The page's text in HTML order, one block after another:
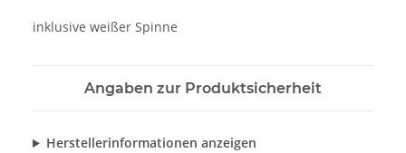
inklusive weißer Spinne
Angaben zur Produktsicherheit
Herstellerinformationen anzeigen